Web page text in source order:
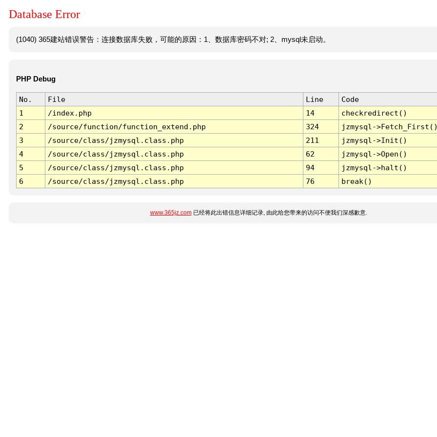
Database Error
(1040) 365建站错误警告：连接数据库失败，可能的原因：1、数据库密码不对; 2、mysql未启动。
PHP Debug
No. File Line
Code
1
/index.php 14
checkredirect()
2
/source/function/function_extend.php 324
jzmysql-
3
/source/class/jzmysql.class.php 211
jzmysql->Init()
4
/source/class/jzmysql.class.php 62
jzmysql->Open()
5
/source/class/jzmysql.class.php 94
jzmysql->halt()
6
/source/class/jzmysql.class.php 76 break()
www.365jz.com已经将此出错信息详细记录, 由此给您带来的访问不便我们深感歉意.